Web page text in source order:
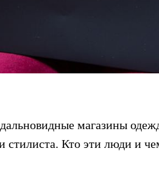
магазины
стилиста. Кто эти люди и